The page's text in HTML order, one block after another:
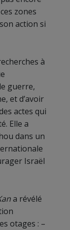
zones
action si
à
guerre,
et d’avoir
actes qui
Elle a
dans un
Israël
a révélé
otages : –